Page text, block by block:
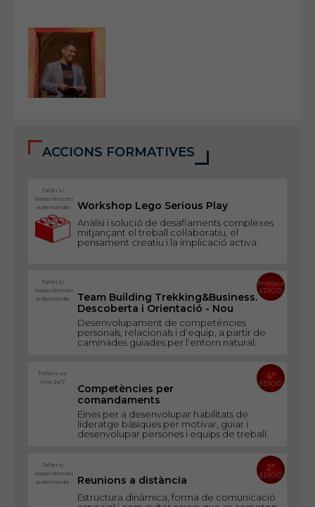
ACCIONS FORMATIVES
Tallers/
experiències
a demanda
Workshop Lego Serious Play
Anàlisi i solució de desafiaments complexes
mitjançant el treball col·laboratiu, el
pensament creatiu i la implicació activa.
Tallers/
experiències
a demanda
Team Building Trekking&Business.
Descoberta i Orientació - Nou
Desenvolupament de competències
personals, relacionals i d’equip, a partir de
caminades guiades per l’entorn natural.
Primera
EDICIÓ
Tallers on
line 24/7
Competències per
comandaments
Eines per a desenvolupar habilitats de
lideratge bàsiques per motivar, guiar i
desenvolupar persones i equips de treball.
4ª
EDICIÓ
Tallers/
experiències
a demanda
Reunions a distància
Estructura dinàmica, forma de comunicació
2ª
EDICIÓ